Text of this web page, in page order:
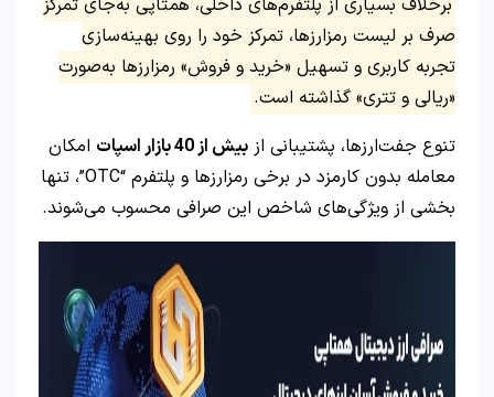
برخلاف بسیاری از پلتفرم‌های داخلی، همتاپی به‌جای تمرکز
صرف بر لیست رمزارزها، تمرکز خود را روی بهینه‌سازی
تجربه کاربری و تسهیل «خرید و فروش» رمزارزها به‌صورت
«ریالی و تتری» گذاشته است.
تنوع جفت‌ارزها، پشتیبانی از بیش از40بازار اسپات امکان
معامله بدون کارمزد در برخی رمزارزها و پلتفرم “OTC”، تنها
بخشی از ویژگی‌های شاخص این صرافی محسوب می‌شوند.